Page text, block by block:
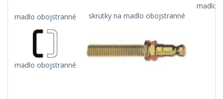
madlo obojstranné
madlo obojstranné
skrutky na madlo obojstranné
madlo